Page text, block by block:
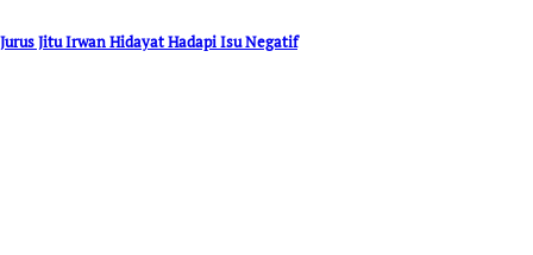
Jurus Jitu Irwan Hidayat Hadapi Isu Negatif